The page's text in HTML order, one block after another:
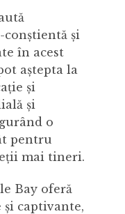
conștientă și
în acest
aștepta la
și
și
o
pentru
mai tineri.
Bay oferă
și captivante,